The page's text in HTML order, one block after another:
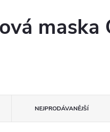
maska
NEJPRODÁVANĚJŠÍ